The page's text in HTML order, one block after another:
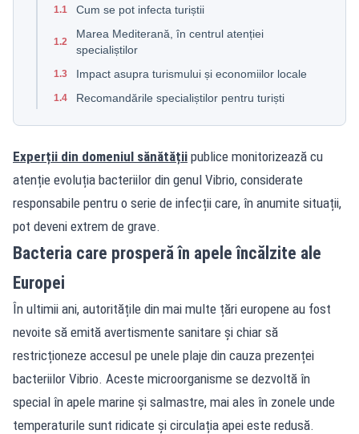
1.1 Cum se pot infecta turiștii
1.2
Marea Mediterană, în centrul atenției
specialiștilor
1.3 Impact asupra turismului și economiilor locale
1.4 Recomandările specialiștilor pentru turiști
Experții din domeniul sănătății publice monitorizează cu
atenție evoluția bacteriilor din genul Vibrio, considerate
responsabile pentru o serie de infecții care, în anumite situații,
pot deveni extrem de grave.
Bacteria care prosperă în apele încălzite ale
Europei
În ultimii ani, autoritățile din mai multe țări europene au fost
nevoite să emită avertismente sanitare și chiar să
restricționeze accesul pe unele plaje din cauza prezenței
bacteriilor Vibrio. Aceste microorganisme se dezvoltă în
special în apele marine și salmastre, mai ales în zonele unde
temperaturile sunt ridicate și circulația apei este redusă.